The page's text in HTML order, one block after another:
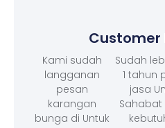
Customer
Kami sudah
langganan
pesan
karangan
bunga di Untuk
Sudah
1 tahun
jasa
Sahabat